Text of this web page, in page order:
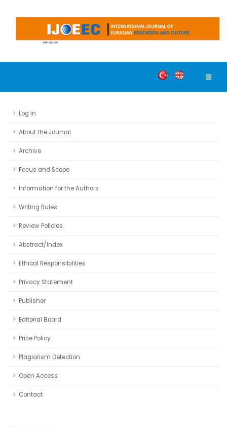
Log in
About the Journal
Archive
Focus and Scope
Information for the Authors
Writing Rules
Review Policies
Abstract/Index
Ethical Responsibilities
Privacy Statement
Publisher
Editorial Board
Price Policy
Plagiarism Detection
Open Access
Contact